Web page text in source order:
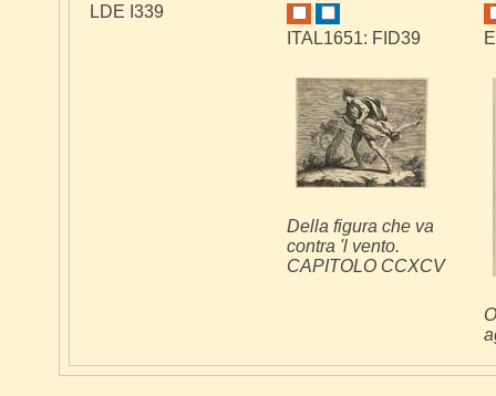
LDE I339
ITAL1651: FID39
Della figura che va
contra 'l vento.
CAPITOLO CCXCV